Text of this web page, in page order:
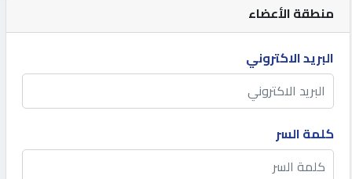
المنتدى
كيو
مزاد
كيو
نمبر
منطقة الأعضاء
البريد الاكتروني
كلمة السر